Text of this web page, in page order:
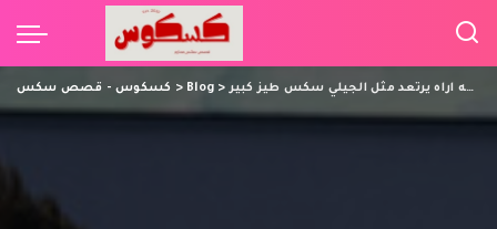
كسكوس - قصص سكس > Blog>احبى طيز في حياتي حين اصفعه اراه يرتعد مثل الجيلي سكس طيز كبير